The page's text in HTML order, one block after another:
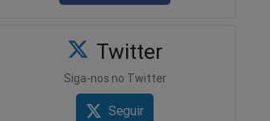
Twitter
Siga-nos no Twitter
Seguir